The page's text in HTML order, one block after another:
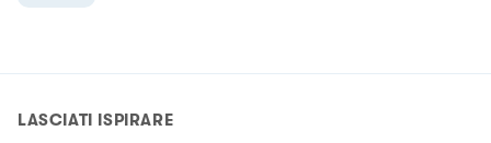
LASCIATI ISPIRARE